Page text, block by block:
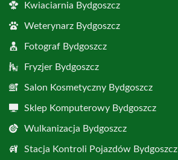
Kwiaciarnia Bydgoszcz
Weterynarz Bydgoszcz
Fotograf Bydgoszcz
Fryzjer Bydgoszcz
Salon Kosmetyczny Bydgoszcz
Sklep Komputerowy Bydgoszcz
Wulkanizacja Bydgoszcz
Stacja Kontroli Pojazdów Bydgoszcz